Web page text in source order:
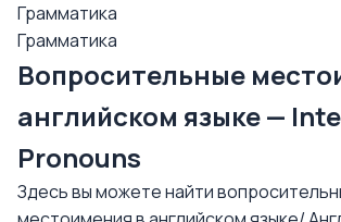
Грамматика
Грамматика
Вопросительные
английском языке —
Pronouns
Здесь вы можете найти